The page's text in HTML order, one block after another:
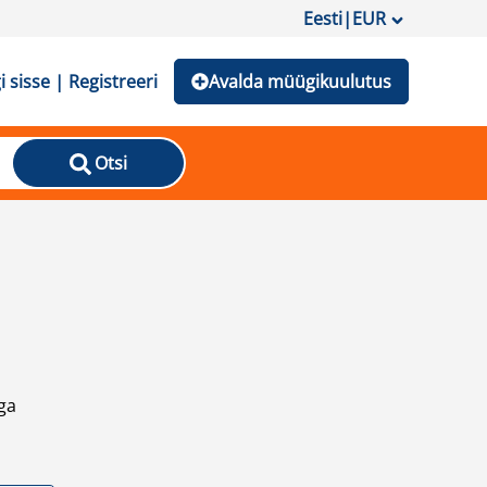
Eesti|EUR
sisse | Registreeri Avalda müügikuulutus
Otsi